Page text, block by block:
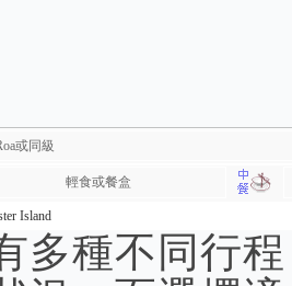
或同級
輕食或餐盒
Island
多種不同行